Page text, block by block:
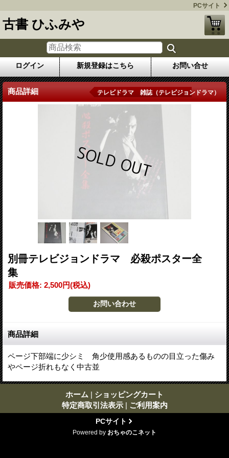
PCサイト
古書 ひふみや
ログイン 新規登録はこちら お問い合せ
商品詳細 テレビドラマ 雑誌（テレビジョンドラマ）
別冊テレビジョンドラマ 必殺ポスター全
集
販売価格: 2,500円(税込)
商品詳細
ページ下部端に少シミ 角少使用感あるものの目立った傷み
やページ折れもなく中古並
ホーム | ショッピングカート
特定商取引法表示 | ご利用案内
PCサイト
Powered by おちゃのこネット